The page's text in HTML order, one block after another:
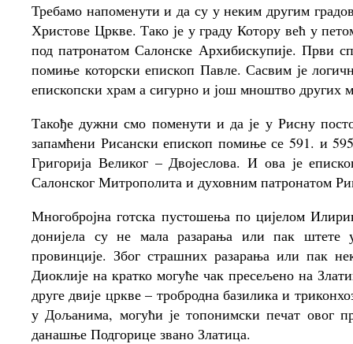
Требамо напоменути и да су у неким другим
Христове Цркве. Тако је у граду Котору већ у
под патронатом Салонске Архибискупије. Први
помиње которски епископ Павле. Сасвим је
епископски храм а сигурно и још мноштво других
Такође дужни смо поменути и да је у Рисну
запамћени Рисански епископ помиње се 591. и
Григорија Великог – Двојеслова. И ова је
Салонског Митрополита и духовним патронатом
Многобројна готска пустошења по цијелом
донијела су не мала разарања или пак
провинције. Због страшних разарања или пак
Диоклије на кратко могуће чак пресељено на
друге двије цркве – тробродна базилика и
у Дољанима, могући је топонимски печат овог
данашње Подгорице звано Златица.